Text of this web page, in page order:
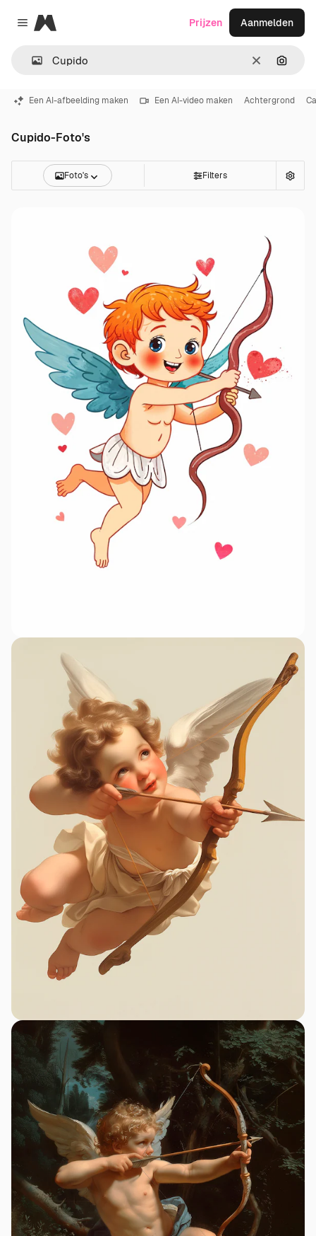
Close menu
Magnific
Wissen
Prijzen Aanmelden
Een AI-afbeelding maken Een AI-video maken Achtergrond
Cupido-Foto's
Foto's Filters